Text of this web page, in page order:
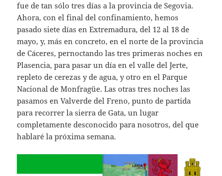
fue de tan sólo tres días a la provincia de Segovia.
Ahora, con el final del confinamiento, hemos
pasado siete días en Extremadura, del 12 al 18 de
mayo, y, más en concreto, en el norte de la provincia
de Cáceres, pernoctando las tres primeras noches en
Plasencia, para pasar un día en el valle del Jerte,
repleto de cerezas y de agua, y otro en el Parque
Nacional de Monfragüe. Las otras tres noches las
pasamos en Valverde del Freno, punto de partida
para recorrer la sierra de Gata, un lugar
completamente desconocido para nosotros, del que
hablaré la próxima semana.